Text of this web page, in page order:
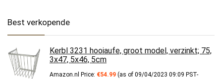
Best verkopende
Kerbl 3231 hooiaufe, groot model, verzinkt; 75,
3x47, 5x46, 5cm
Amazon.nl Price: €54.99 (as of 09/04/2023 09:09 PST-